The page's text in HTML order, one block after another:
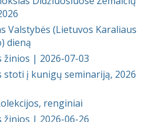
Valstybės (Lietuvos Karaliaus
dieną
| 2026-07-03
į kunigų seminariją, 2026
renginiai
| 2026-06-26